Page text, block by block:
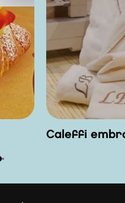
Caleffi